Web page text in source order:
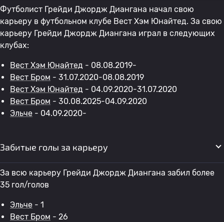
Футболист Грейди Джордж Диангана начал свою
карьеру в футбольном клубе Вест Хэм Юнайтед. За свою
карьеру Грейди Джордж Диангана играл в следующих
клубах:
Вест Хэм Юнайтед - 08.08.2019-
Вест Бром - 31.07.2020-08.08.2019
Вест Хэм Юнайтед - 04.09.2020-31.07.2020
Вест Бром - 30.08.2025-04.09.2020
Эльче - 04.09.2020-
Забитые голы за карьеру
За всю карьеру Грейди Джордж Диангана забил более
35 гол/голов
Эльче - 1
Вест Бром - 26